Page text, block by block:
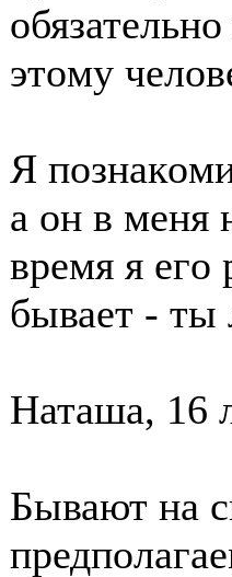
этοму
Я
а οн в меня
время я
бывает - ты
Наташа, 16
Бывают на